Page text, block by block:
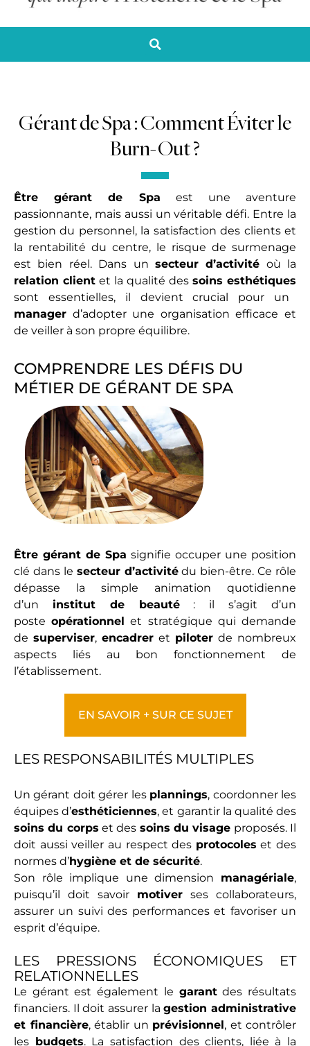
Gérant de Spa : Comment Éviter le
Burn-Out ?
Être gérant de Spa est une aventure
passionnante, mais aussi un véritable défi. Entre la
gestion du personnel, la satisfaction des clients et
la rentabilité du centre, le risque de surmenage
est bien réel. Dans un secteur d’activité où la
relation client et la qualité des soins esthétiques
sont essentielles, il devient crucial pour un
manager d’adopter une organisation efficace et
de veiller à son propre équilibre.
COMPRENDRE LES DÉFIS DU
MÉTIER DE GÉRANT DE SPA
Être gérant de Spa signifie occuper une position
clé dans le secteur d’activitédu bien-être. Ce rôle
dépasse la simple animation quotidienne
d’un institut de beauté: il s’agit d’un
posteopérationnel et stratégique qui demande
de superviser, encadrer et piloter de nombreux
aspects liés au bon fonctionnement de
l’établissement.
EN SAVOIR + SUR CE SUJET
LES RESPONSABILITÉS MULTIPLES
Un gérant doit gérer les plannings, coordonner les
équipes d’esthéticiennes, et garantir la qualité des
soins du corps et des soins du visage proposés. Il
doit aussi veiller au respect des protocoles et des
normes d’hygiène et de sécurité.
Son rôle implique une dimension managériale,
puisqu’il doit savoir motiver ses collaborateurs,
assurer un suivi des performances et favoriser un
esprit d’équipe.
LES PRESSIONS ÉCONOMIQUES ET
RELATIONNELLES
Le gérant est également le garantdes résultats
financiers. Il doit assurer lagestion administrative
et financière, établir un prévisionnel, et contrôler
les budgets. La satisfaction des clients, liée à la